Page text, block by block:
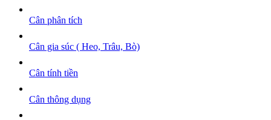
Cân phân tích
Cân gia súc ( Heo, Trâu, Bò)
Cân tính tiền
Cân thông dụng